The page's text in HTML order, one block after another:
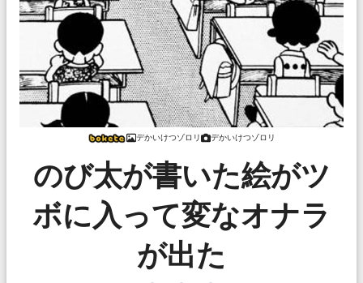
デかいけつゾロリ デかいけつゾロリ
のび太が書いた絵がツ
ボに入って変なオナラ
が出た